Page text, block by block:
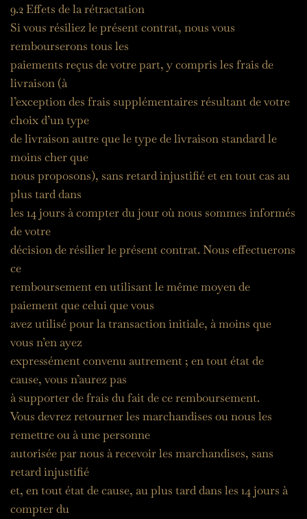
9.2 Effets de la rétractation
Si vous résiliez le présent contrat, nous vous
rembourserons tous les
paiements reçus de votre part, y compris les frais de
livraison (à
l’exception des frais supplémentaires résultant de votre
choix d’un type
de livraison autre que le type de livraison standard le
moins cher que
nous proposons), sans retard injustifié et en tout cas au
plus tard dans
les 14 jours à compter du jour où nous sommes informés
de votre
décision de résilier le présent contrat. Nous effectuerons
ce
remboursement en utilisant le même moyen de
paiement que celui que vous
avez utilisé pour la transaction initiale, à moins que
vous n’en ayez
expressément convenu autrement ; en tout état de
cause, vous n’aurez pas
à supporter de frais du fait de ce remboursement.
Vous devrez retourner les marchandises ou nous les
remettre ou à une personne
autorisée par nous à recevoir les marchandises, sans
retard injustifié
et, en tout état de cause, au plus tard dans les 14 jours à
compter du